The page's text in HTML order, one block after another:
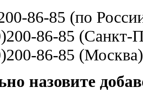
86-85 (по
)200-86-85 (Санкт-
)200-86-85 (Москва)
назовите